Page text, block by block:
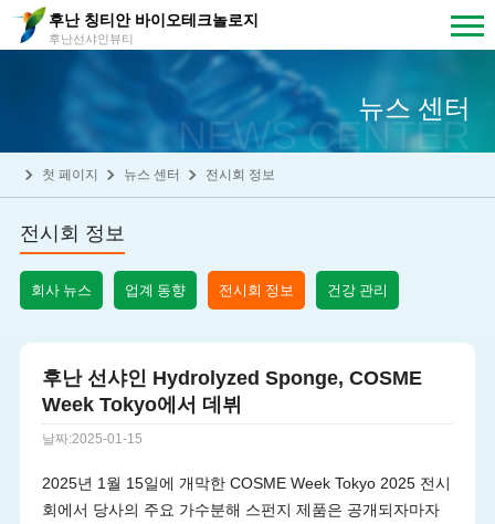
후난 칭티안 바이오테크놀로지
후난선샤인뷰티
뉴스 센터
NEWS CENTER
첫 페이지 뉴스 센터 전시회 정보
전시회 정보
회사 뉴스 업계 동향 전시회 정보 건강 관리
후난 선샤인 Hydrolyzed Sponge, COSME
Week Tokyo에서 데뷔
날짜:2025-01-15
2025년 1월 15일에 개막한 COSME Week Tokyo 2025 전시
회에서 당사의 주요 가수분해 스펀지 제품은 공개되자마자